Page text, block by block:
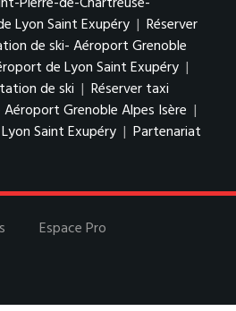
Lyon Saint Exupéry | Réserver
de ski- Aéroport Grenoble
de Lyon Saint Exupéry |
de ski | Réserver taxi
Grenoble Alpes Isère |
Saint Exupéry | Partenariat
Espace Pro